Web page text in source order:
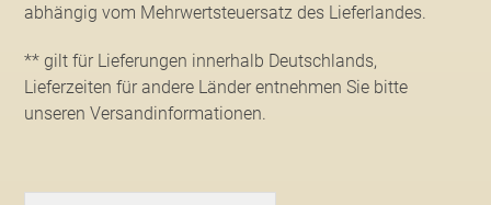
abhängig vom Mehrwertsteuersatz des Lieferlandes.
** gilt für Lieferungen innerhalb Deutschlands,
Lieferzeiten für andere Länder entnehmen Sie bitte
unseren Versandinformationen.